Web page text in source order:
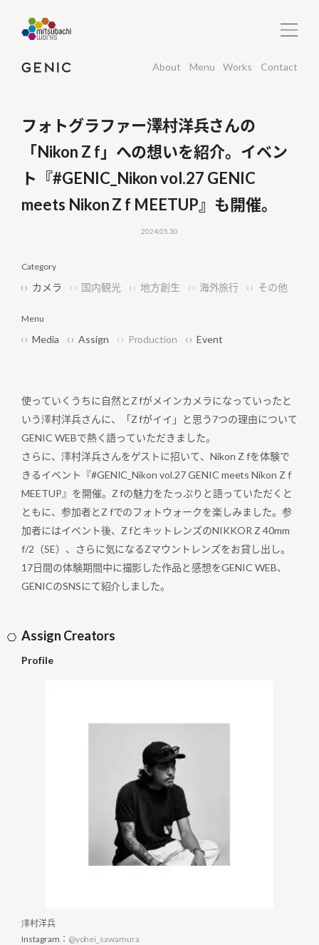
About Menu Works Contact
フォトグラファー澤村洋兵さんの
「Nikon Z f」への想いを紹介。イベン
ト『#GENIC_Nikon vol.27 GENIC
meets Nikon Z f MEETUP』も開催。
2024.05.30
Category
カメラ 国内観光 地方創生 海外旅行 その他
Menu
Media Assign Production Event
使っていくうちに自然とZ fがメインカメラになっていったと
いう澤村洋兵さんに、「Z fがイイ」と思う7つの理由について
GENIC WEBで熱く語っていただきました。
さらに、澤村洋兵さんをゲストに招いて、Nikon Z fを体験で
きるイベント『#GENIC_Nikon vol.27 GENIC meets Nikon Z f
MEETUP』を開催。Z fの魅力をたっぷりと語っていただくと
ともに、参加者とZ fでのフォトウォークを楽しみました。参
加者にはイベント後、Z fとキットレンズのNIKKOR Z 40mm
f/2（SE）、さらに気になるZマウントレンズをお貸し出し。
17日間の体験期間中に撮影した作品と感想をGENIC WEB、
GENICのSNSにて紹介しました。
Assign Creators
Profile
澤村洋兵
Instagram： @yohei_sawamura